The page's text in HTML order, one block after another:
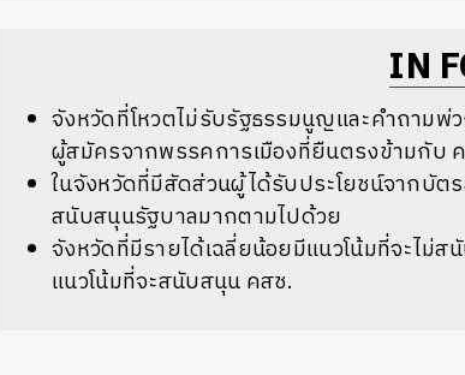
IN
จังหวัดที่โหวตไม่รับรัฐธรรมนูญและคำถามพ่ว
ผู้สมัครจากพรรคการเมืองที่ยืนตรงข้ามกับ
ในจังหวัดที่มีสัดส่วนผู้ได้รับประโยชน์จากบัต
สนับสนุนรัฐบาลมากตามไปด้วย
จังหวัดที่มีรายได้เฉลี่ยน้อยมีแนวโน้มที่จะไม่
แนวโน้มที่จะสนับสนุน คสช.